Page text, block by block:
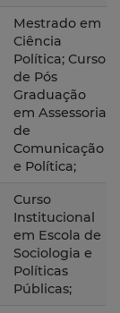
Mestrado em
Ciência
Política; Curso
de Pós
Graduação
em Assessoria
de
Comunicação
e Política;
Curso
Institucional
em Escola de
Sociologia e
Políticas
Públicas;